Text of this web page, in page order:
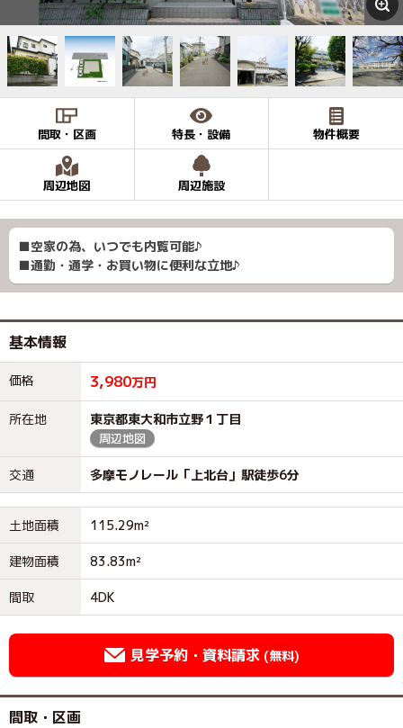
間取・区画 特長・設備 物件概要
周辺地図 周辺施設
■空家の為、いつでも内覧可能♪
■通勤・通学・お買い物に便利な立地♪
基本情報
価格 3,980万円
所在地 東京都東大和市立野１丁目
周辺地図
交通 多摩モノレール「上北台」駅徒歩6分
土地面積 115.29m²
建物面積 83.83m²
間取 4DK
見学予約・資料請求 (無料)
間取・区画